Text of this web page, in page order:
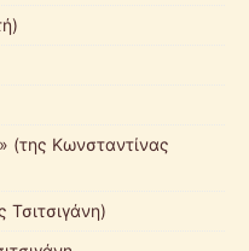
(της Κωνσταντίνας
Τσιτσιγάνη)